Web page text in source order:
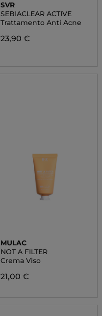
SVR
SEBIACLEAR ACTIVE
Trattamento Anti Acne
23,90 €
MULAC
NOT A FILTER
Crema Viso
21,00 €